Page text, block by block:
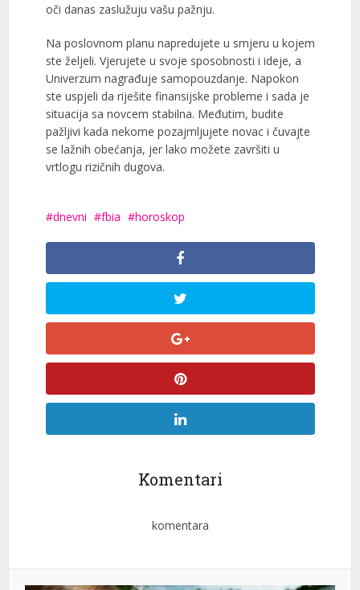
oči danas zaslužuju vašu pažnju.
Na poslovnom planu napredujete u smjeru u kojem
ste željeli. Vjerujete u svoje sposobnosti i ideje, a
Univerzum nagrađuje samopouzdanje. Napokon
ste uspjeli da riješite finansijske probleme i sada je
situacija sa novcem stabilna. Međutim, budite
pažljivi kada nekome pozajmljujete novac i čuvajte
se lažnih obećanja, jer lako možete završiti u
vrtlogu rizičnih dugova.
dnevni fbia horoskop
Komentari
komentara